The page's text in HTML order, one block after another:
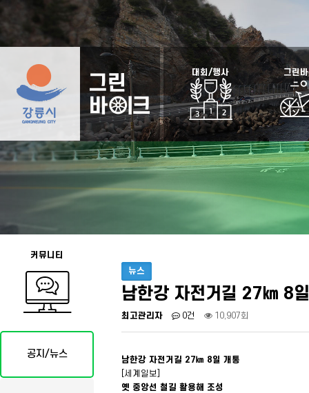
대회/행사 그린
커뮤니티
공지/뉴스
뉴스
남한강 자전거길 27㎞ 8
최고관리자 0건 10,907회
남한강 자전거길 27㎞ 8일 개통
[세계일보]
옛 중앙선 철길 활용해 조성